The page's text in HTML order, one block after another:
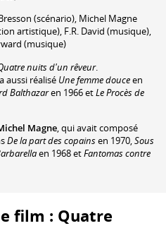
(scénario), Michel Magne
artistique), F.R. David (musique),
(musique)
nuits d'un rêveur.
a aussi réalisé Une femme douceen
Balthazaren 1966 etLe Procès de
Magne, qui avait composé
De la part des copainsen 1970,Sous
en 1968 etFantomas contre
film : Quatre